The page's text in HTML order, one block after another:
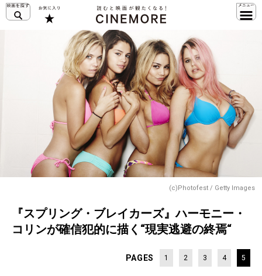
(c)Photofest / Getty Images
『スプリング・ブレイカーズ』ハーモニー・
コリンが確信犯的に描く“現実逃避の終焉“
PAGES 1 2 3 4 5